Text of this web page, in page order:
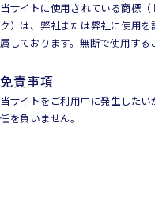
当サイトに使用されている商標
ク）は、弊社または弊社に使用を
属しております。無断で使用する
免責事項
当サイトをご利用中に発生した
任を負いません。